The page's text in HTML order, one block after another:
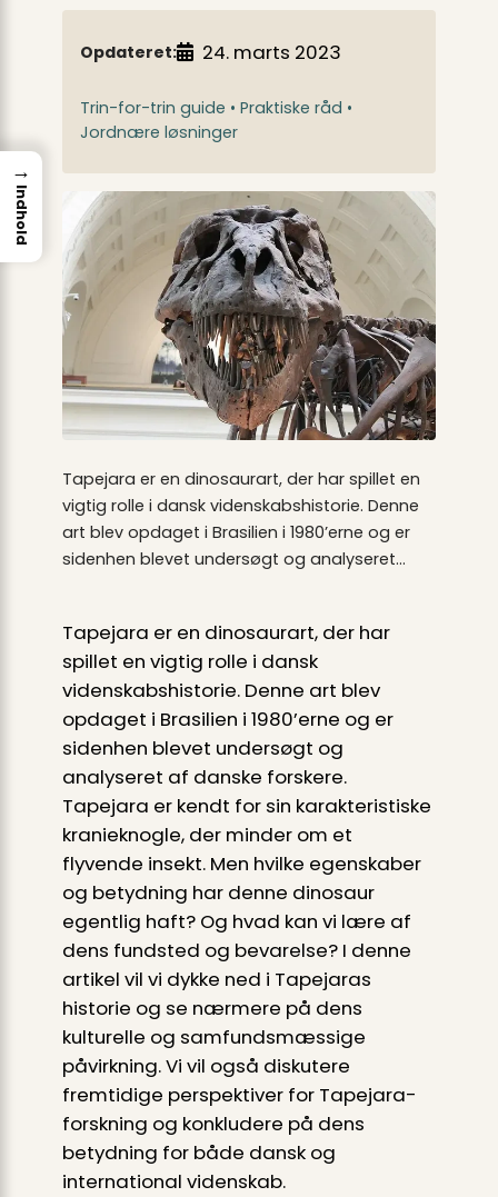
Opdateret: 24. marts 2023
Trin-for-trin guide • Praktiske råd •
Jordnære løsninger
Tapejara er en dinosaurart, der har spillet en
vigtig rolle i dansk videnskabshistorie. Denne
art blev opdaget i Brasilien i 1980’erne og er
sidenhen blevet undersøgt og analyseret…
Tapejara er en dinosaurart, der har
spillet en vigtig rolle i dansk
videnskabshistorie. Denne art blev
opdaget i Brasilien i 1980’erne og er
sidenhen blevet undersøgt og
analyseret af danske forskere.
Tapejara er kendt for sin karakteristiske
kranieknogle, der minder om et
flyvende insekt. Men hvilke egenskaber
og betydning har denne dinosaur
egentlig haft? Og hvad kan vi lære af
dens fundsted og bevarelse? I denne
artikel vil vi dykke ned i Tapejaras
historie og se nærmere på dens
kulturelle og samfundsmæssige
påvirkning. Vi vil også diskutere
fremtidige perspektiver for Tapejara-
forskning og konkludere på dens
betydning for både dansk og
international videnskab.
→
Indhold